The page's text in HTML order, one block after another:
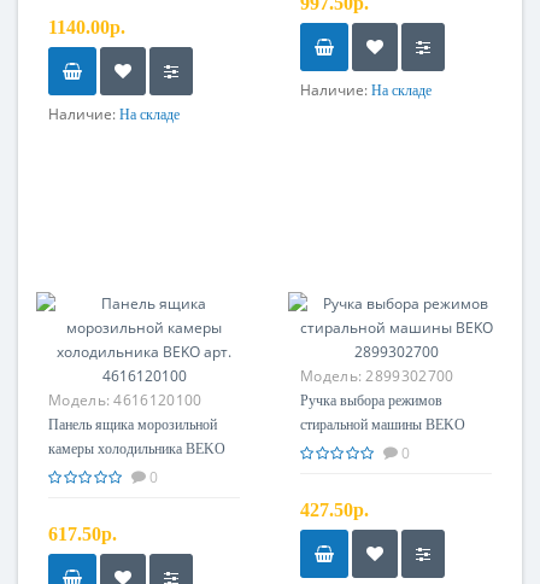
1140.00р.
Наличие: На складе
Наличие: На складе
Модель:4616120100
Панель ящика морозильной
камеры холодильника BEKO
арт. 46161201000
617.50р.
Модель:2899302700
Ручка выбора режимов
стиральной машины BEKO
2899302700
0
427.50р.